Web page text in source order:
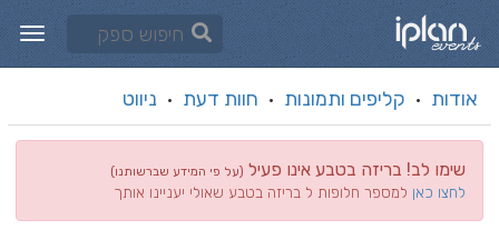
אודות · קליפים ותמונות · חוות דעת · ניווט
שימו לב! בריזה בטבע אינו פעיל (על פי המידע שברשותנו)
לחצו כאן למספר חלופות ל בריזה בטבע שאולי יעניינו אותך